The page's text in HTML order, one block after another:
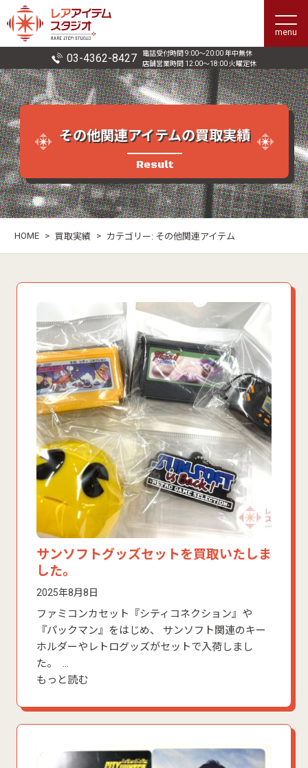
menu
03-4362-8427
電話受付時間 9:00〜20:00 年中無休
店舗営業時間 12:00〜18:00 火曜定休
その他関連アイテムの買取実績
Result
HOME > 買取実績 > カテゴリー: その他関連アイテム
サンソフトグッズセットを買取いたしま
した。
2025年8月8日
ファミコンカセット『シティコネクション』や
『パックマン』をはじめ、 サンソフト関連のキー
ホルダーやレトログッズがセットで入荷しまし
た。 …
もっと読む